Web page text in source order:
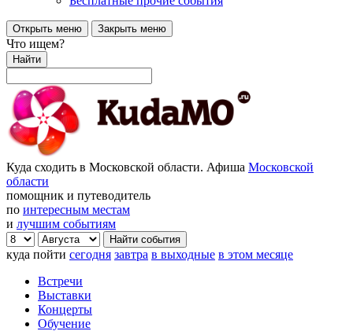
Открыть меню Закрыть меню
Что ищем?
Найти
Куда сходить в Московской области. Афиша Московской
области
помощник и путеводитель
по интересным местам
и лучшим событиям
куда пойти сегодня завтра в выходные в этом месяце
Встречи
Выставки
Концерты
Обучение